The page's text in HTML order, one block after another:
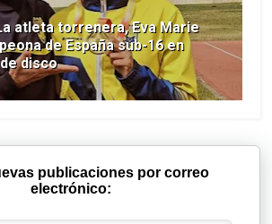
atleta torrenera, Eva Marie
de España sub-16 en
disco
publicaciones por correo
electrónico: